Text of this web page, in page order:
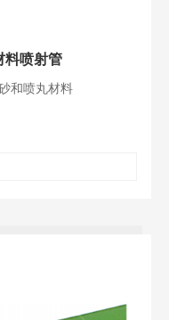
料喷射管
和喷丸材料